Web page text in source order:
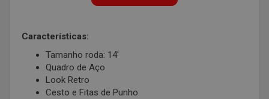
Características:
Tamanho roda: 14'
Quadro de Aço
Look Retro
Cesto e Fitas de Punho